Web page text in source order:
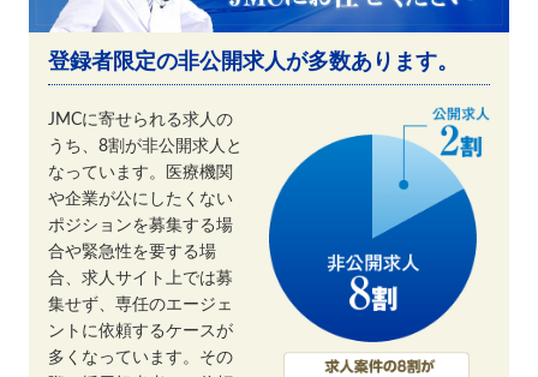
登録者限定の非公開求人が多数あります。
JMCに寄せられる求人の
うち、8割が非公開求人と
なっています。医療機関
や企業が公にしたくない
ポジションを募集する場
合や緊急性を要する場
合、求人サイト上では募
集せず、専任のエージェ
ントに依頼するケースが
多くなっています。その